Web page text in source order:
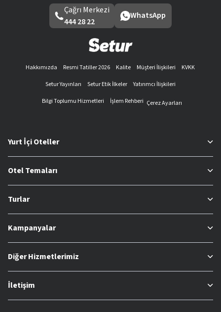
Çağrı Merkezi
444 28 22
WhatsApp
Hakkımızda Resmi Tatiller 2026 Kalite Müşteri İlişkileri
KVKK
Setur Yayınları
Setur Etik İlkeler
Yatırımcı İlişkileri
Bilgi Toplumu Hizmetleri
İşlem Rehberi Çerez Ayarları
Yurt İçi Oteller
Otel Temaları
Turlar
Kampanyalar
Diğer Hizmetlerimiz
İletişim